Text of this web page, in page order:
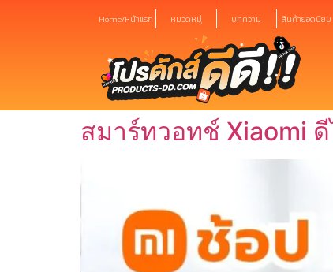
Home/หน้าแรก หมวดหมู่ บทความ สินค้ายอดนิยม
สมาร์ทวอทช์ Xiaomi